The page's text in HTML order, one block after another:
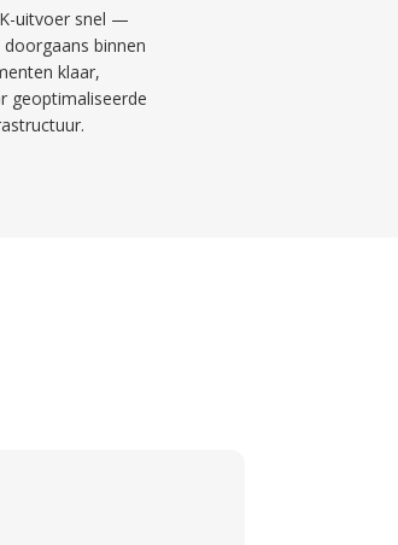
uitvoer snel —
doorgaans binnen
klaar,
geoptimaliseerde